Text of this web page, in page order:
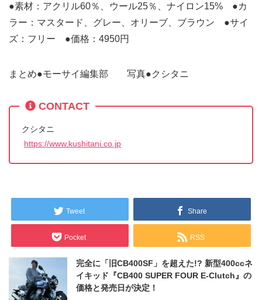
●素材：アクリル60％、ウール25％、ナイロン15% ●カ
ラー：マスタード、グレー、オリーブ、ブラウン ●サイ
ズ：フリー ●価格：4950円
まとめ●モーサイ編集部 写真●クシタニ
CONTACT
クシタニ
https://www.kushitani.co.jp
Tweet Share
Pocket RSS
完全に「旧CB400SF」を超えた!? 新型400ccネ
イキッド『CB400 SUPER FOUR E-Clutch』の
価格と発売日が決定！